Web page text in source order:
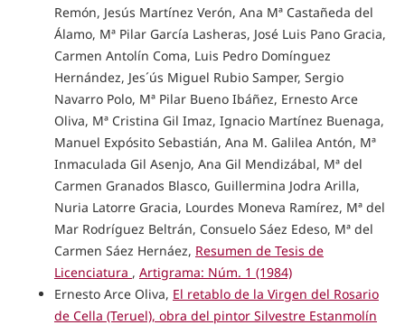
Remón, Jesús Martínez Verón, Ana Mª Castañeda del
Álamo, Mª Pilar García Lasheras, José Luis Pano Gracia,
Carmen Antolín Coma, Luis Pedro Domínguez
Hernández, Jes´ús Miguel Rubio Samper, Sergio
Navarro Polo, Mª Pilar Bueno Ibáñez, Ernesto Arce
Oliva, Mª Cristina Gil Imaz, Ignacio Martínez Buenaga,
Manuel Expósito Sebastián, Ana M. Galilea Antón, Mª
Inmaculada Gil Asenjo, Ana Gil Mendizábal, Mª del
Carmen Granados Blasco, Guillermina Jodra Arilla,
Nuria Latorre Gracia, Lourdes Moneva Ramírez, Mª del
Mar Rodríguez Beltrán, Consuelo Sáez Edeso, Mª del
Carmen Sáez Hernáez, Resumen de Tesis de
Licenciatura , Artigrama: Núm. 1 (1984)
Ernesto Arce Oliva, El retablo de la Virgen del Rosario
de Cella (Teruel), obra del pintor Silvestre Estanmolín